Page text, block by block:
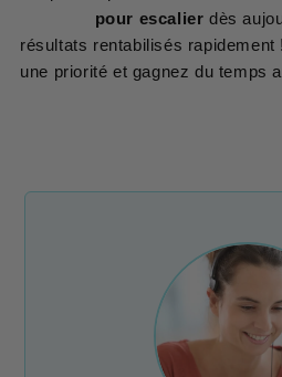
pour escalier dès
résultats rentabilisés
une priorité et gagnez du temps